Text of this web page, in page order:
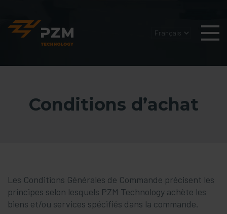
Conditions d’achat
Les Conditions Générales de Commande précisent les
principes selon lesquels PZM Technology achète les
biens et/ou services spécifiés dans la commande.